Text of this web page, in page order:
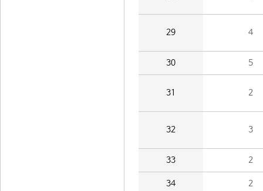
29 4
30 5
31 2
32 3
33 2
34 2